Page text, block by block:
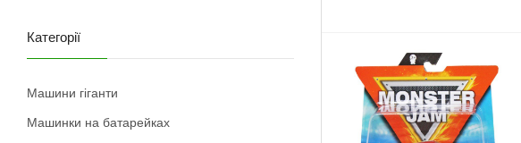
Категорії
Машини гіганти
Машинки на батарейках